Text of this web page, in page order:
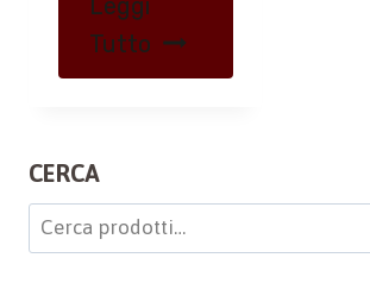
Tutto
CERCA
Cerca: